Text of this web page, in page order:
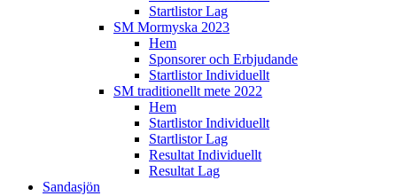
Startlistor Lag
SM Mormyska 2023
Hem
Sponsorer och Erbjudande
Startlistor Individuellt
SM traditionellt mete 2022
Hem
Startlistor Individuellt
Startlistor Lag
Resultat Individuellt
Resultat Lag
Sandasjön